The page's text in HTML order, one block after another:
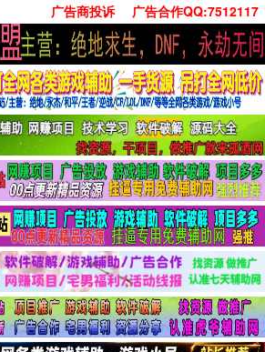
广告商投诉 广告合作QQ:7512117